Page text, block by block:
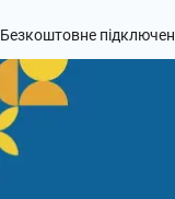
Безкоштовне